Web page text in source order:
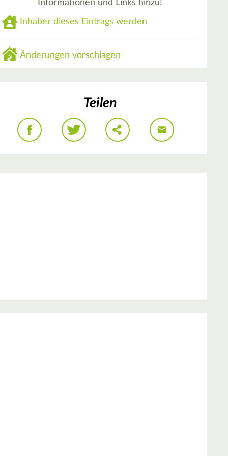
Informationen und Links hinzu!
Inhaber dieses Eintrags werden
Änderungen vorschlagen
Teilen